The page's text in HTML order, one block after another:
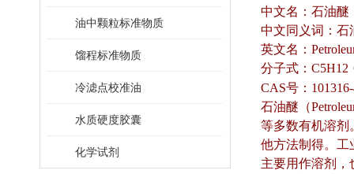
油中颗粒标准物质
馏程标准物质
冷滤点校准油
水质硬度胶囊
化学试剂
中文名：石油醚
中文同义词 ： 石
英文名：
分子式 ：C5H12
CAS号：
石油醚（
等多数有机溶剂
他方法制得。工
主要用作溶剂